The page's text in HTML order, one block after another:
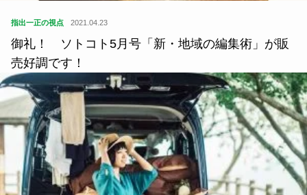
指出一正の視点 2021.04.23
御礼！ ソトコト5月号「新・地域の編集術」が販
売好調です！